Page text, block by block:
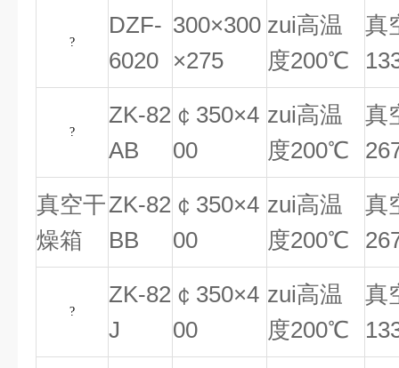
?
DZF-
6020
300×300
×275
zui高温
度200℃
真
?
ZK-82
AB
￠350×4
00
zui高温
度200℃
真
真空干
燥箱
ZK-82
BB
￠350×4
00
zui高温
度200℃
真
?
ZK-82
J
￠350×4
00
zui高温
度200℃
真